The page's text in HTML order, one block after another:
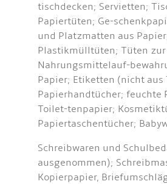
tischdecken; Servietten;
Papiertüten; Ge-
und Platzmatten aus
Plastikmülltüten; Tüten zur
Nahrungsmittelauf-
Papier; Etiketten (nicht aus
Papierhandtücher; feuchte
Toilet-tenpapier;
Papiertaschentücher;
Schreibwaren und
ausgenommen);
Kopierpapier,